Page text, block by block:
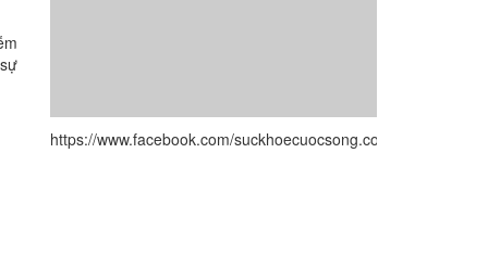
https://www.facebook.com/suckhoecuocsong.com.vn/